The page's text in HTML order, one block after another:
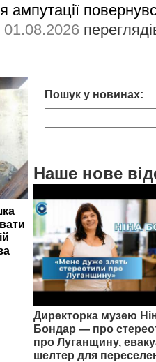
ампутації
01.08.2026
Пошук у новинах:
Наше нове
Директорка музею
Бондар — про
про Луганщину,
шелтер для